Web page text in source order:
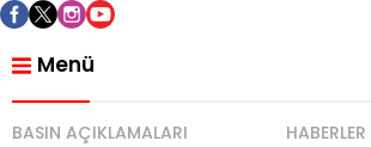
Menü
BASIN AÇIKLAMALARI HABERLER